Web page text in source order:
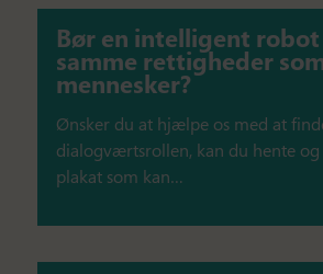
Bør en intelligent robot
samme rettigheder
mennesker?
Ønsker du at hjælpe os med at
dialogværtsrollen, kan du hente
plakat som kan…